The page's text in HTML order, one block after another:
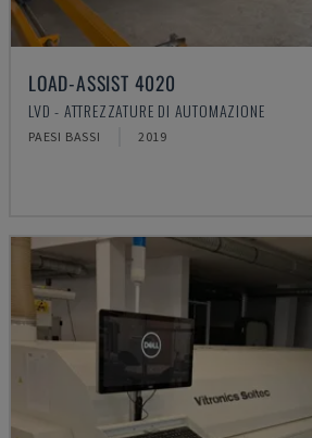
LOAD-ASSIST 4020
LVD - ATTREZZATURE DI AUTOMAZIONE
PAESI BASSI 2019